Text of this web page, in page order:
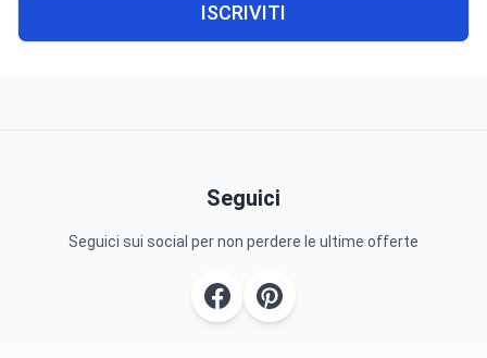
ISCRIVITI
Seguici
Seguici sui social per non perdere le ultime offerte